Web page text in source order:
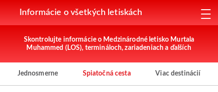
Informácie o všetkých letiskách
Skontrolujte informácie o Medzinárodné letisko Murtala
Muhammed (LOS), termináloch, zariadeniach a ďalších
Jednosmerne Spiatočná cesta Viac destinácií